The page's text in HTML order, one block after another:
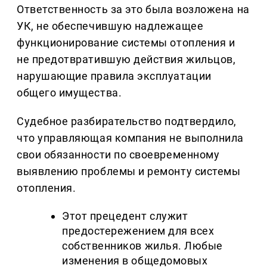
Ответственность за это была возложена на
УК, не обеспечившую надлежащее
функционирование системы отопления и
не предотвратившую действия жильцов,
нарушающие правила эксплуатации
общего имущества.
Судебное разбирательство подтвердило,
что управляющая компания не выполнила
свои обязанности по своевременному
выявлению проблемы и ремонту системы
отопления.
Этот прецедент служит
предостережением для всех
собственников жилья. Любые
изменения в общедомовых